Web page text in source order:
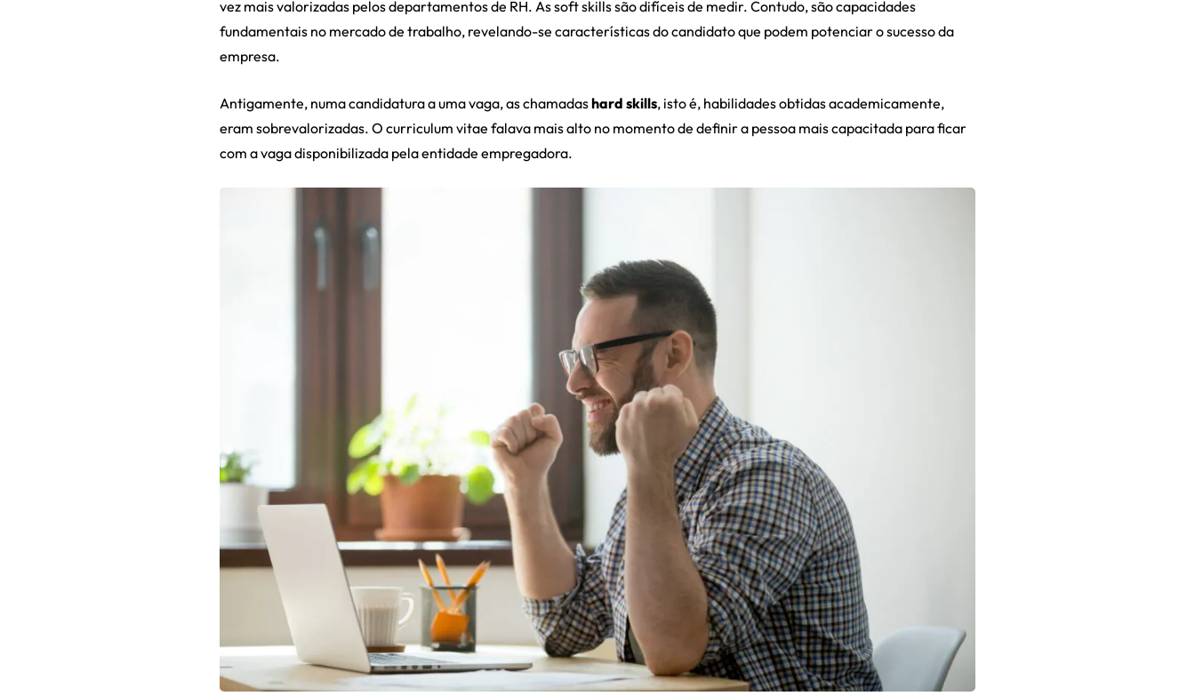
vez mais valorizadas pelos departamentos de RH. As soft skills são difíceis de medir. Contudo, são capacidades
fundamentais no mercado de trabalho, revelando-se características do candidato que podem potenciar o sucesso da
empresa.
Antigamente, numa candidatura a uma vaga, as chamadashard skills, isto é, habilidades obtidas academicamente,
eram sobrevalorizadas. O curriculum vitae falava mais alto no momento de definir a pessoa mais capacitada para ficar
com a vaga disponibilizada pela entidade empregadora.